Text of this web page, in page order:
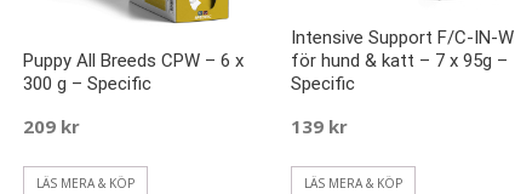
Puppy All Breeds CPW – 6 x
300 g – Specific
209 kr
LÄS MERA & KÖP
Intensive Support F/C-IN-W
för hund & katt – 7 x 95g –
Specific
139 kr
LÄS MERA & KÖP